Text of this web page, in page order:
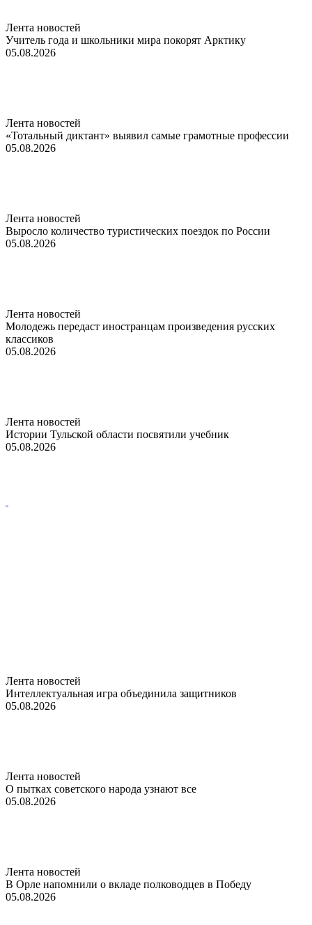
Лента новостей
Учитель года и школьники мира покорят Арктику
05.08.2026
Лента новостей
«Тотальный диктант» выявил самые грамотные профессии
05.08.2026
Лента новостей
Выросло количество туристических поездок по России
05.08.2026
Лента новостей
Молодежь передаст иностранцам произведения русских
классиков
05.08.2026
Лента новостей
Истории Тульской области посвятили учебник
05.08.2026
Лента новостей
Интеллектуальная игра объединила защитников
05.08.2026
Лента новостей
О пытках советского народа узнают все
05.08.2026
Лента новостей
В Орле напомнили о вкладе полководцев в Победу
05.08.2026